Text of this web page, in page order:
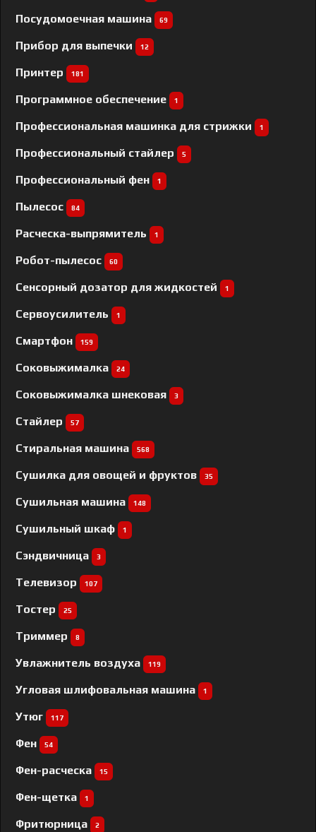
Посудомоечная машина 69
Прибор для выпечки 12
Принтер 181
Программное обеспечение 1
Профессиональная машинка для стрижки 1
Профессиональный cтайлер 5
Профессиональный фен 1
Пылесос 84
Расческа-выпрямитель 1
Робот-пылесос 60
Сенсорный дозатор для жидкостей 1
Сервоусилитель 1
Смартфон 159
Соковыжималка 24
Соковыжималка шнековая 3
Стайлер 57
Стиральная машина 568
Сушилка для овощей и фруктов 35
Сушильная машина 148
Сушильный шкаф 1
Сэндвичница 3
Телевизор 107
Тостер 25
Триммер 8
Увлажнитель воздуха 119
Угловая шлифовальная машина 1
Утюг 117
Фен 54
Фен-расческа 15
Фен-щетка 1
Фритюрница 2